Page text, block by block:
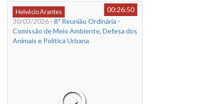
Helvécio Arantes
00:26:50
30/03/2026 - 8ª Reunião Ordinária -
Comissão de Meio Ambiente, Defesa dos
Animais e Política Urbana